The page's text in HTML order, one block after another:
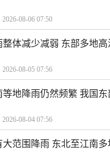
08-06 07:50
整体减少减弱 东部多地
08-05 07:56
等地降雨仍然频繁 我国
08-04 07:56
大范围降雨 东北至江南